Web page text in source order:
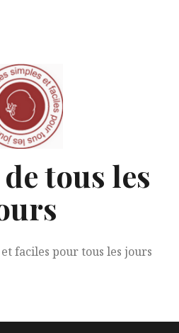
tous les
faciles pour tous les jours